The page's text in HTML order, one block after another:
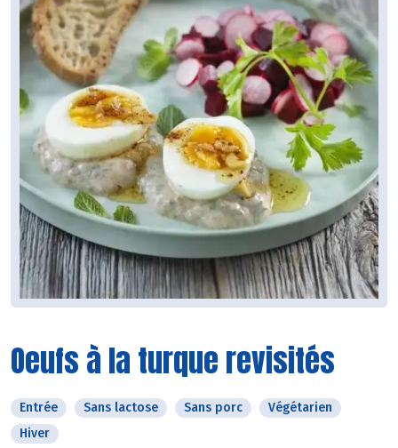
Oeufs à la turque revisités
Entrée Sans lactose Sans porc
Végétarien
Hiver